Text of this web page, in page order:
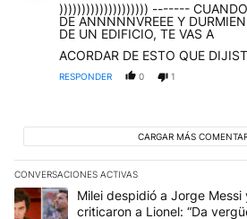
)))))))))))))))))))) ------- CUANDO
DE ANNNNNVREEE Y
DE UN EDIFICIO, TE VAS A
ACORDAR DE ESTO QUE
RESPONDER 0 1
CARGAR MÁS
CONVERSACIONES ACTIVAS
Este listado muestra los artículos con
Un artículo de tendencia con el título
Milei despidió a Jorge
criticaron a Lionel: “Da